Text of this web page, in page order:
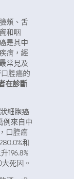
頰、舌
和咽
是其中
病，經
常見及
腔癌的
在診斷
細胞癌
例來自中
口腔癌
和
196.8%
死因。